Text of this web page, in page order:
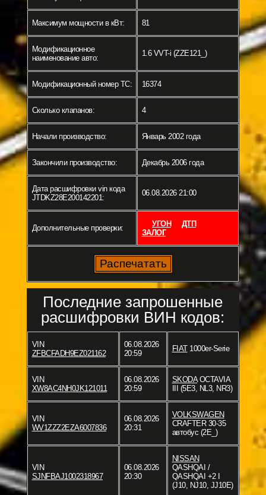
Максимум мощности в кВт: 81
Модификационное
наименование авто:
1.6 VVT-i (ZZE121_)
Модификационный номер ТС: 16374
Сколько клапанов: 4
Начали производство: Январь 2002 года
Закончили производство: Декабрь 2006 года
Дата расшифровки vin кода
JTDKZ28E200142201:
06.08.2026 21:00
Дополнительные проверки: УГОН
ДТП
ЗАЛОГ
Последние запрошенные
расшифровки ВИН кодов:
VIN
ZFBCFADH9EZ021162
06.08.2026
20:59
FIAT1000er-Serie
VIN
XW8AC4NH0JK121011
06.08.2026
20:59
SKODAOCTAVIA
III (5E3, NL3, NR3)
VIN
WV1ZZZ2EZA6007836
06.08.2026
20:31
VOLKSWAGEN
CRAFTER 30-35
автобус (2E_)
VIN
SJNFBAJ1002318967
06.08.2026
20:30
NISSAN
QASHQAI /
QASHQAI +2 I
(J10, NJ10, JJ10E)